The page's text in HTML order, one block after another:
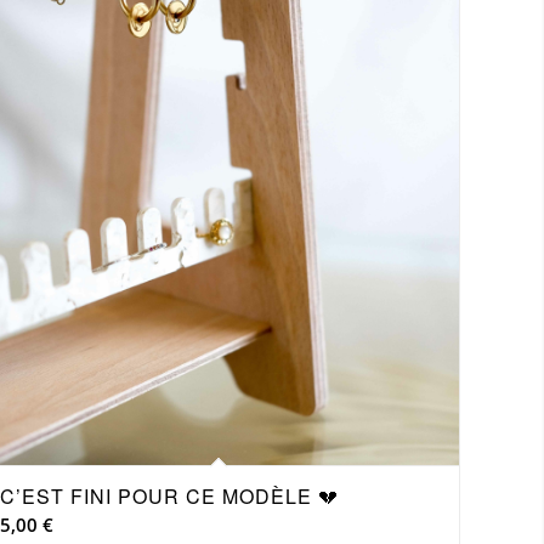
C’EST FINI POUR CE MODÈLE 💔
5,00€